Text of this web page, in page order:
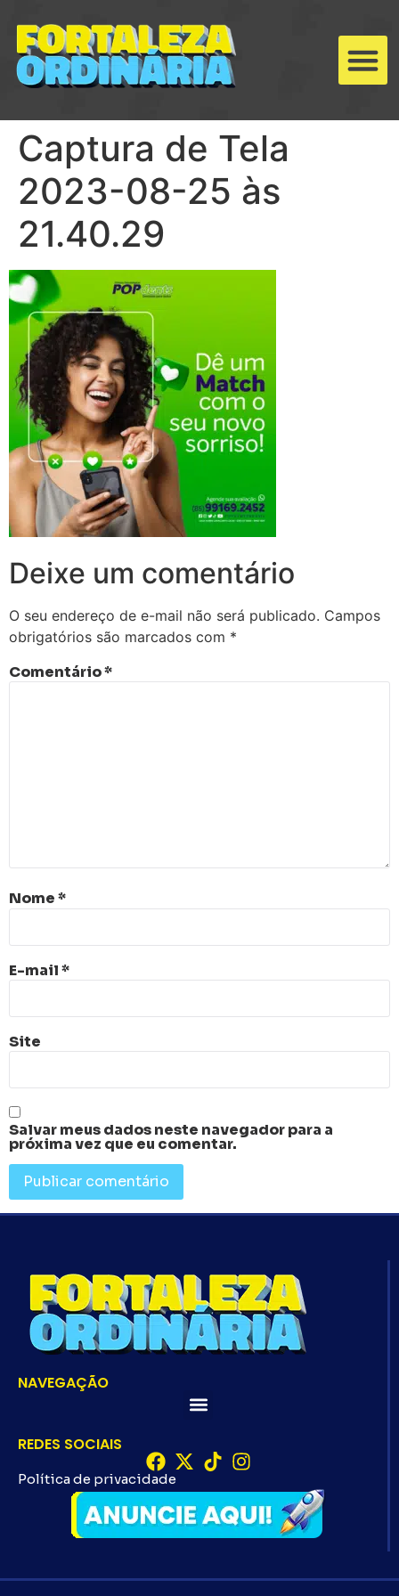
Captura de Tela
2023-08-25 às
21.40.29
Deixe um comentário
O seu endereço de e-mail não será publicado. Campos
obrigatórios são marcados com *
Comentário*
Nome*
E-mail*
Site
Salvar meus dados neste navegador para a
próxima vez que eu comentar.
NAVEGAÇÃO
REDES SOCIAIS
Política de privacidade